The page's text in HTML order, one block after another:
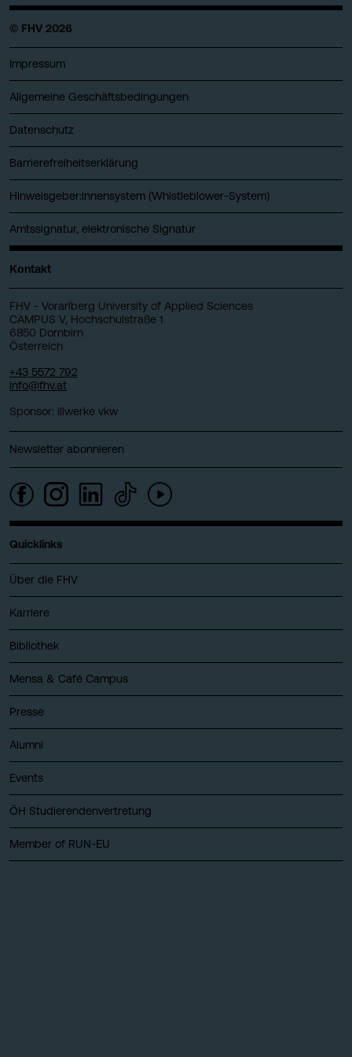
© FHV 2026
Impressum
Allgemeine Geschäftsbedingungen
Datenschutz
Barrierefreiheitserklärung
Hinweisgeber:innensystem (Whistleblower-System)
Amtssignatur, elektronische Signatur
Kontakt
FHV - Vorarlberg University of Applied Sciences
CAMPUS V, Hochschulstraße 1
6850 Dornbirn
Österreich
+43 5572 792
info@fhv.at
Sponsor: illwerke vkw
Newsletter abonnieren
Quicklinks
Über die FHV
Karriere
Bibliothek
Mensa & Café Campus
Presse
Alumni
Events
ÖH Studierendenvertretung
Member of RUN-EU